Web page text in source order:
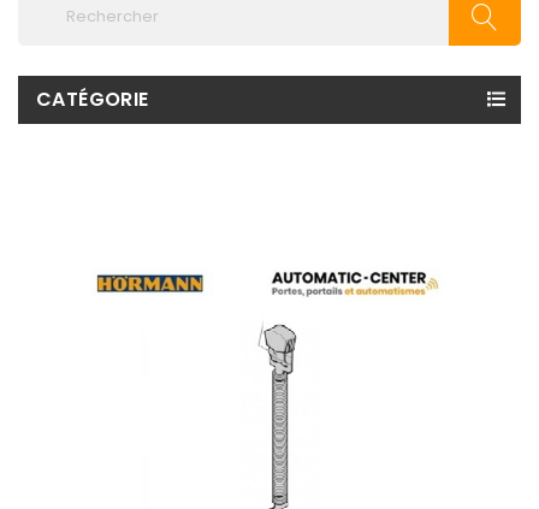
CATÉGORIE